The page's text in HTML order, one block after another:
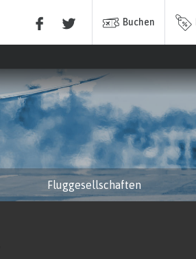
Buchen
Fluggesellschaften